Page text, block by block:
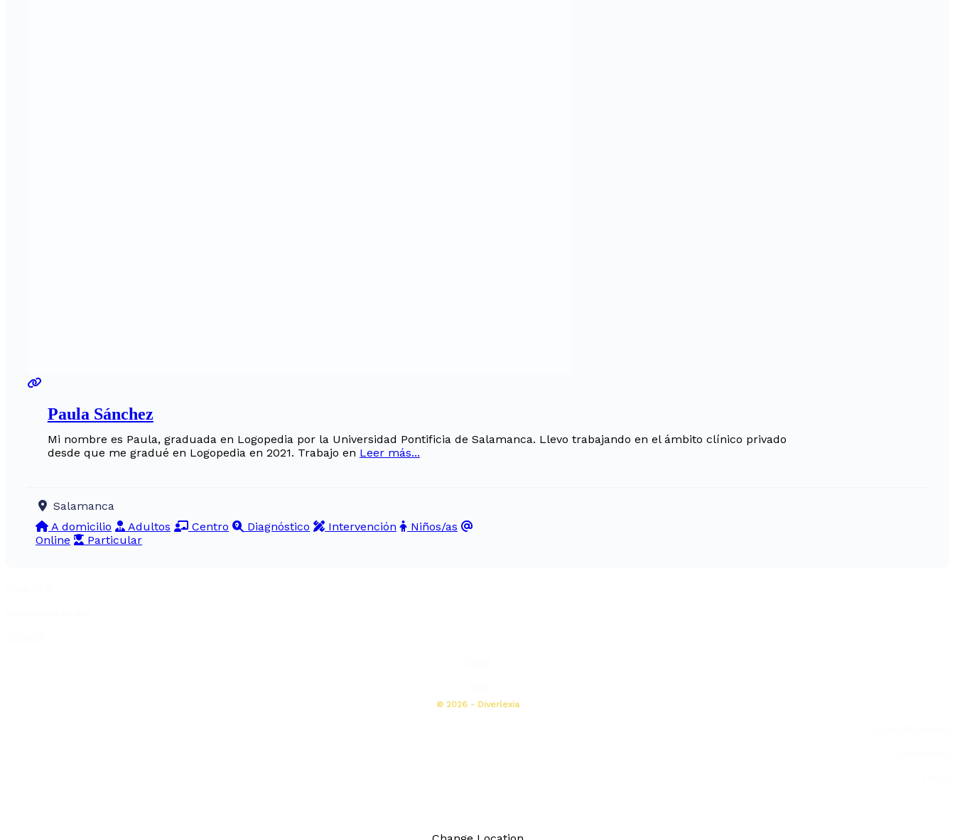
Paula Sánchez
Mi nombre es Paula, graduada en Logopedia por la Universidad Pontificia de Salamanca. Llevo trabajando en el ámbito clínico privado
desde que me gradué en Logopedia en 2021. Trabajo en Leer más...
Salamanca
A domicilio
Adultos Centro Diagnóstico Intervención
Niños/as
Online
Particular
© 2026 - Diverlexia